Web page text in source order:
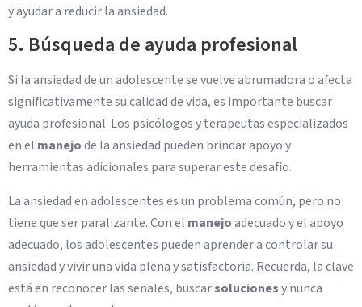
y ayudar a reducir la ansiedad.
5. Búsqueda de ayuda profesional
Si la ansiedad de un adolescente se vuelve abrumadora o afecta
significativamente su calidad de vida, es importante buscar
ayuda profesional. Los psicólogos y terapeutas especializados
en el manejode la ansiedad pueden brindar apoyo y
herramientas adicionales para superar este desafío.
La ansiedad en adolescentes es un problema común, pero no
tiene que ser paralizante. Con el manejoadecuado y el apoyo
adecuado, los adolescentes pueden aprender a controlar su
ansiedad y vivir una vida plena y satisfactoria. Recuerda, la clave
está en reconocer las señales, buscarsolucionesy nunca